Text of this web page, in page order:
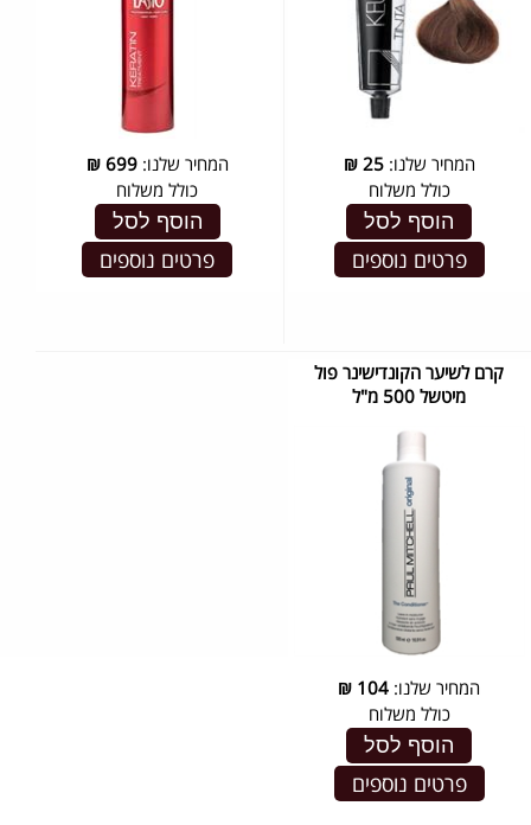
המחיר שלנו:25
₪
כולל משלוח
הוסף לסל
פרטים נוספים
המחיר שלנו:699
₪
כולל משלוח
הוסף לסל
פרטים נוספים
קרם לשיער הקונדישינר פול
מיטשל 500 מ"ל
המחיר שלנו: 104
₪
כולל משלוח
הוסף לסל
פרטים נוספים